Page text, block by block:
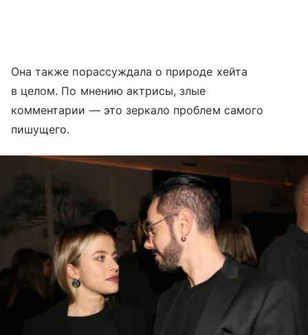
Она также порассуждала о природе хейта
в целом. По мнению актрисы, злые
комментарии — это зеркало проблем самого
пишущего.